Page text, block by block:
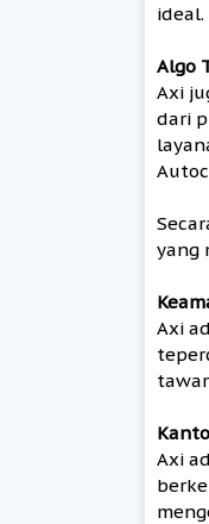
ideal.
Algo
Axi
dari
yang
Axi
Axi